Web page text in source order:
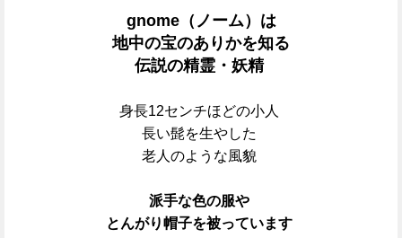
gnome（ノーム）は
地中の宝のありかを知る
伝説の精霊・妖精
身長12センチほどの小人
長い髭を生やした
老人のような風貌
派手な色の服や
とんがり帽子を被っています